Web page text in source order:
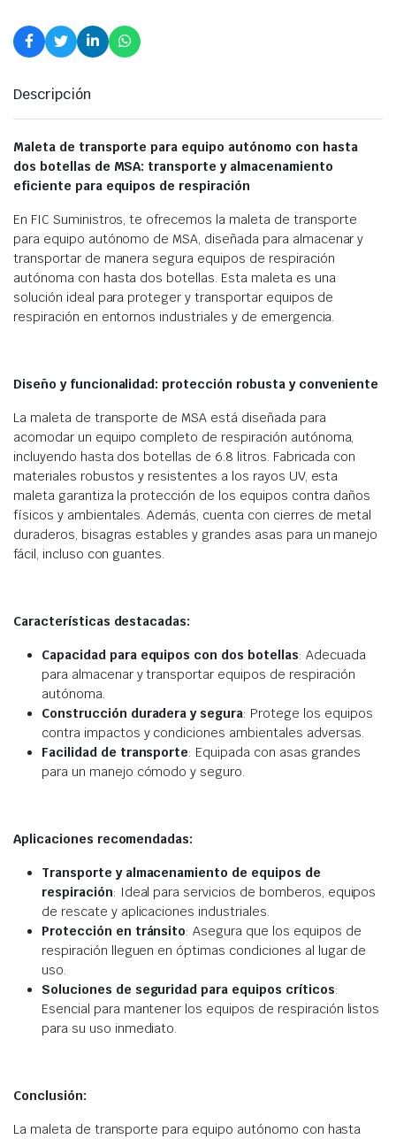
Descripción
Maleta de transporte para equipo autónomo con hasta
dos botellas de MSA: transporte y almacenamiento
eficiente para equipos de respiración
En FIC Suministros, te ofrecemos la maleta de transporte
para equipo autónomo de MSA, diseñada para almacenar y
transportar de manera segura equipos de respiración
autónoma con hasta dos botellas. Esta maleta es una
solución ideal para proteger y transportar equipos de
respiración en entornos industriales y de emergencia.
Diseño y funcionalidad: protección robusta y conveniente
La maleta de transporte de MSA está diseñada para
acomodar un equipo completo de respiración autónoma,
incluyendo hasta dos botellas de 6.8 litros. Fabricada con
materiales robustos y resistentes a los rayos UV, esta
maleta garantiza la protección de los equipos contra daños
físicos y ambientales. Además, cuenta con cierres de metal
duraderos, bisagras estables y grandes asas para un manejo
fácil, incluso con guantes.
Características destacadas:
Capacidad para equipos con dos botellas: Adecuada
para almacenar y transportar equipos de respiración
autónoma.
Construcción duradera y segura: Protege los equipos
contra impactos y condiciones ambientales adversas.
Facilidad de transporte: Equipada con asas grandes
para un manejo cómodo y seguro.
Aplicaciones recomendadas:
Transporte y almacenamiento de equipos de
respiración: Ideal para servicios de bomberos, equipos
de rescate y aplicaciones industriales.
Protección en tránsito: Asegura que los equipos de
respiración lleguen en óptimas condiciones al lugar de
uso.
Soluciones de seguridad para equipos críticos:
Esencial para mantener los equipos de respiración listos
para su uso inmediato.
Conclusión:
La maleta de transporte para equipo autónomo con hasta